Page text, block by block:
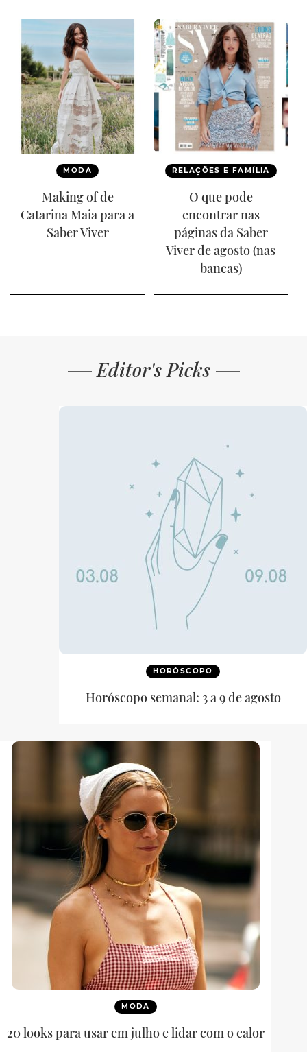
MODA
Making of de
Catarina Maia para a
Saber Viver
RELAÇÕES E FAMÍLIA
O que pode
encontrar nas
páginas da Saber
Viver de agosto (nas
bancas)
Editor's Picks
HORÓSCOPO
Horóscopo semanal: 3 a 9 de agosto
MODA
20 looks para usar em julho e lidar com o calor